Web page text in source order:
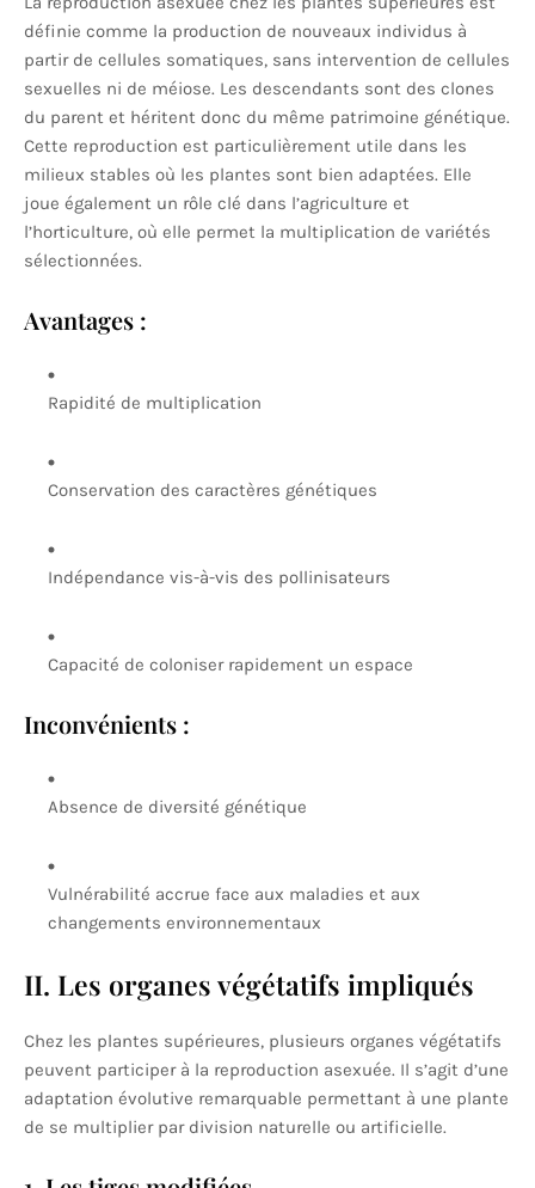
définie comme la production de nouveaux individus à
partir de cellules somatiques, sans intervention de cellules
sexuelles ni de méiose. Les descendants sont des clones
du parent et héritent donc du même patrimoine génétique.
Cette reproduction est particulièrement utile dans les
milieux stables où les plantes sont bien adaptées. Elle
joue également un rôle clé dans l’agriculture et
l’horticulture, où elle permet la multiplication de variétés
sélectionnées.
Avantages :
Rapidité de multiplication
Conservation des caractères génétiques
Indépendance vis-à-vis des pollinisateurs
Capacité de coloniser rapidement un espace
Inconvénients :
Absence de diversité génétique
Vulnérabilité accrue face aux maladies et aux
changements environnementaux
II. Les organes végétatifs impliqués
Chez les plantes supérieures, plusieurs organes végétatifs
peuvent participer à la reproduction asexuée. Il s’agit d’une
adaptation évolutive remarquable permettant à une plante
de se multiplier par division naturelle ou artificielle.